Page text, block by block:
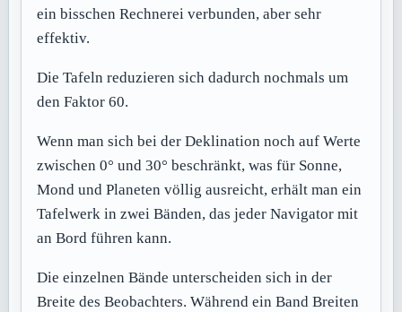
ein bisschen Rechnerei verbunden, aber sehr
effektiv.
Die Tafeln reduzieren sich dadurch nochmals um
den Faktor 60.
Wenn man sich bei der Deklination noch auf Werte
zwischen 0° und 30° beschränkt, was für Sonne,
Mond und Planeten völlig ausreicht, erhält man ein
Tafelwerk in zwei Bänden, das jeder Navigator mit
an Bord führen kann.
Die einzelnen Bände unterscheiden sich in der
Breite des Beobachters. Während ein Band Breiten